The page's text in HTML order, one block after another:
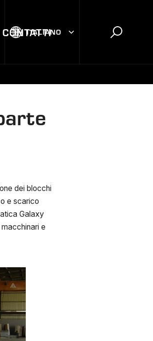
CONTATTI
ITALIANO
dei blocchi
e scarico
Galaxy
e